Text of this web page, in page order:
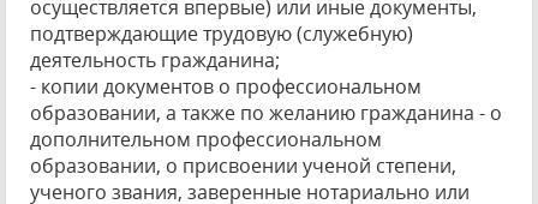
осуществляется впервые) или иные документы,
подтверждающие трудовую (служебную)
деятельность гражданина;
- копии документов о профессиональном
образовании, а также по желанию гражданина - о
дополнительном профессиональном
образовании, о присвоении ученой степени,
ученого звания, заверенные нотариально или